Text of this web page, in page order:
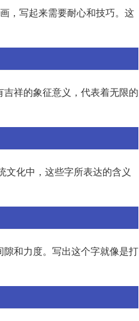
，写起来需要耐心和技巧。这
祥的象征意义，代表着无限的
化中，这些字所表达的含义
和力度。写出这个字就像是打